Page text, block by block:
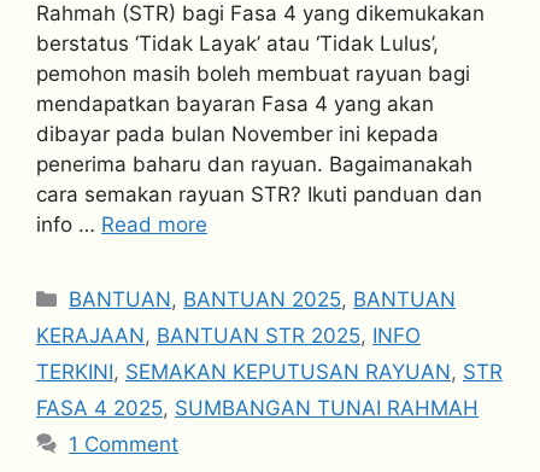
Rahmah (STR) bagi Fasa 4 yang dikemukakan
berstatus ‘Tidak Layak’ atau ‘Tidak Lulus’,
pemohon masih boleh membuat rayuan bagi
mendapatkan bayaran Fasa 4 yang akan
dibayar pada bulan November ini kepada
penerima baharu dan rayuan. Bagaimanakah
cara semakan rayuan STR? Ikuti panduan dan
info … Read more
Categories
BANTUAN, BANTUAN 2025, BANTUAN
KERAJAAN, BANTUAN STR 2025, INFO
TERKINI, SEMAKAN KEPUTUSAN RAYUAN, STR
FASA 4 2025, SUMBANGAN TUNAI RAHMAH
1 Comment